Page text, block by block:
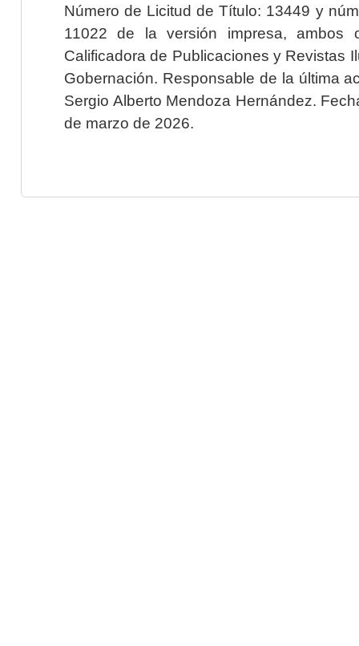
Número de Licitud de Título: 13449 y
11022 de la versión impresa, ambos
Calificadora de Publicaciones y Revistas
Gobernación. Responsable de la última
Sergio Alberto Mendoza Hernández.
de marzo de 2026.